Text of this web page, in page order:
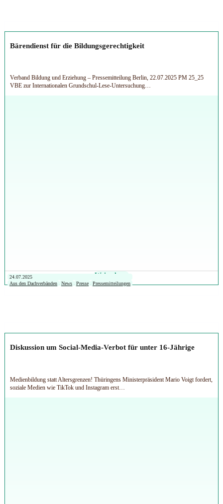
Bärendienst für die Bildungsgerechtigkeit
Verband Bildung und Erziehung – Pressemitteilung Berlin, 22.07.2025 PM 25_25
VBE zur Internationalen Grundschul-Lese-Untersuchung…
24.07.2025
Aus den Dachverbänden
News Presse Pressemitteilungen
Weiterlesen
Diskussion um Social-Media-Verbot für unter 16-Jährige
Medienbildung statt Altersgrenzen! Thüringens Ministerpräsident Mario Voigt fordert,
soziale Medien wie TikTok und Instagram erst…